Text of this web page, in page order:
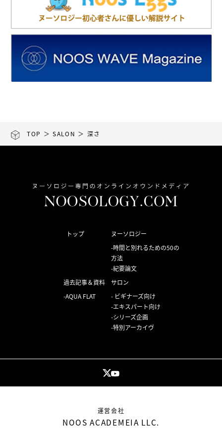
TOP ＞SALON ＞ 深さ
トップ
ヌーソロジー
時間と別れるための50の
方法
紀要論文
過去記事＆資料
AQUA FLAT
サロン
ビギナーズ向け
エキスパート向け
シリーズ企画
特別アーカイヴ
運営会社
NOOS ACADEMEIA LLC.